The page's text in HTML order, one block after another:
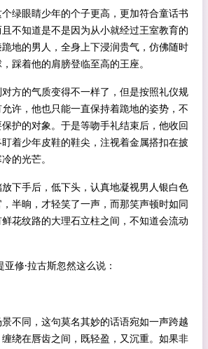
绿眼睛少年的个子更高，更加符合童话书
不知道是不是因为从小就经过王室教育的
地的男人，全身上下浸润贵气，仿佛随时
踩着他的肩膀登临至高的王座。
方的气质变得不一样了，但是按照礼仪规
许，他也只能一直保持着跪地的姿势，不
护的对象。于是等吻手礼结束后，他收回
着少年皮鞋的鞋尖，注视着金属搭扣在披
的光芒。
下手后，低下头，认真地凝视男人银白色
半晌，才轻笑了一声，而那笑声顿时如同
花纹路的大理石立柱之间，不知道会流动
修·拉古斯忽然这么说：
不同，这句莫名其妙的话语宛如一声跨越
绕在唇齿之间，既轻盈，又沉重。如果非